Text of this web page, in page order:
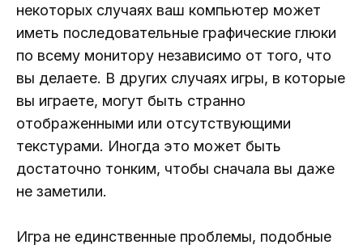
некоторых случаях ваш компьютер может
иметь последовательные графические глюки
по всему монитору независимо от того, что
вы делаете. В других случаях игры, в которые
вы играете, могут быть странно
отображенными или отсутствующими
текстурами. Иногда это может быть
достаточно тонким, чтобы сначала вы даже
не заметили.
Игра не единственные проблемы, подобные